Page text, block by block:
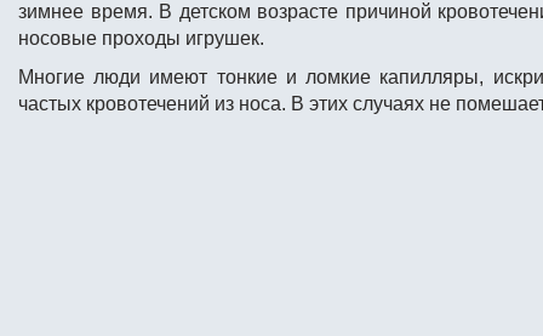
зимнее время. В детском возрасте причиной
носовые проходы игрушек.
Многие люди имеют тонкие и ломкие капилляры,
частых кровотечений из носа. В этих случаях не